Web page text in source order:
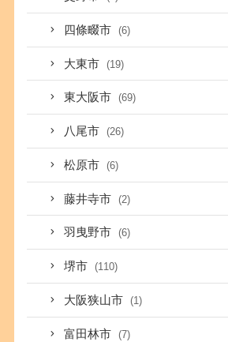
四條畷市 (6)
大東市 (19)
東大阪市 (69)
八尾市 (26)
松原市 (6)
藤井寺市 (2)
羽曳野市 (6)
堺市 (110)
大阪狭山市 (1)
富田林市 (7)